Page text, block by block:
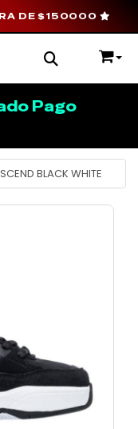
DE $150000
Pago
BLACK WHITE